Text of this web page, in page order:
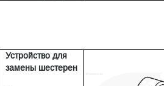
Устройство для
замены шестерен